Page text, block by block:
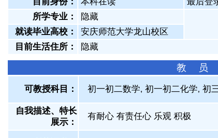
所学专业：
隐藏
就读毕业高校：
安庆师范大学龙山校区
目前生活住所：
隐藏
教 员
可教授科目： 初一初二数学, 初一初二化学, 初
自我描述、特长
展示 ：
有耐心 有责任心 乐观 积极